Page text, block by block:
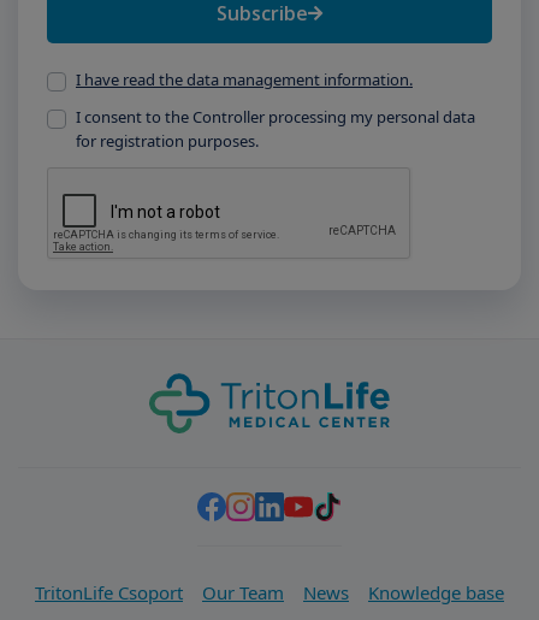
Subscribe
I have read the data management information.
I consent to the Controller processing my personal data
for registration purposes.
TritonLife Csoport Our Team News
Knowledge base